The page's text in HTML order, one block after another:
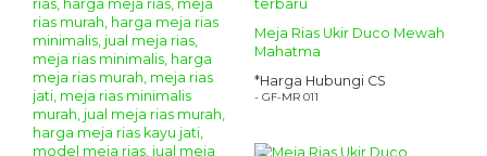
Meja Rias Ukir Duco Mewah
Mahatma
*Harga Hubungi CS
- GF-MR 011